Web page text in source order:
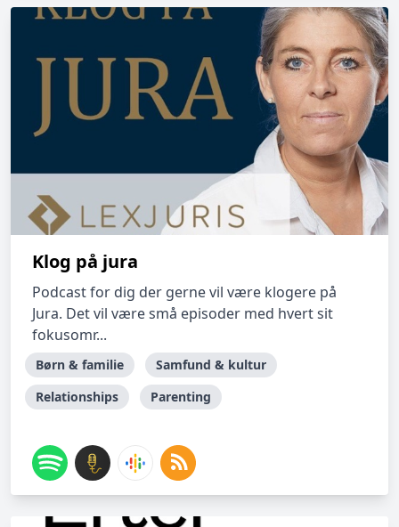
Klog på jura
Podcast for dig der gerne vil være klogere på
Jura. Det vil være små episoder med hvert sit
fokusomr...
Børn & familie
Samfund & kultur
Relationships
Parenting